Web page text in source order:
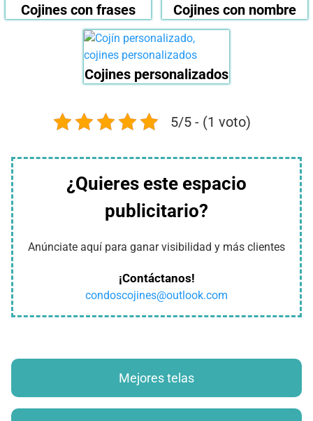
Cojines con frases Cojines con nombre
Cojines personalizados
5/5 - (1 voto)
¿Quieres este espacio
publicitario?
Anúnciate aquí para ganar visibilidad y más clientes
¡Contáctanos!
condoscojines@outlook.com
Mejores telas